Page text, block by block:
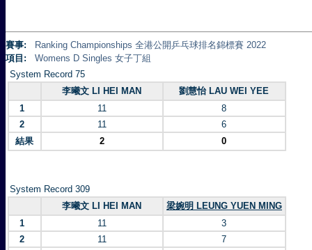
賽事:
Ranking Championships 全港公開乒乓球排名錦標賽 2022
項目:
Womens D Singles 女子丁組
System Record 75
李曦文 LI HEI MAN
劉慧怡 LAU WEI YEE
1
11
8
2
11
6
結果
2 0
System Record 309
李曦文 LI HEI MAN
梁婉明 LEUNG YUEN MING
1
11
3
2
11
7